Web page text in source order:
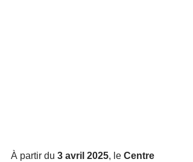
À partir du 3 avril 2025, le Centre